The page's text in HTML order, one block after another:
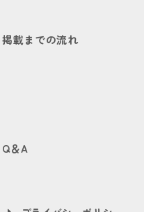
掲載までの流れ
Q＆A